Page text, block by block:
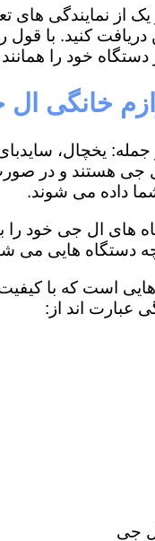
از نمایندگی
کنید. با
خود را
خانگی ال
یخچال،
هستند و در صورت
داده می شوند.
های ال جی خود را
دستگاه هایی می
است که با
عبارت اند از:
جی